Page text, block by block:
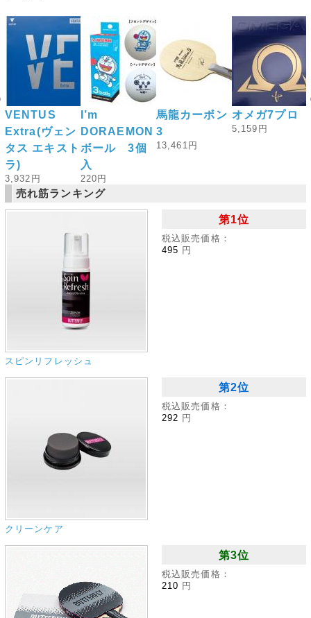
VENTUS
Extra(ヴェン
タス エキスト
ラ)
3,932円
I’m
DORAEMON
ボール 3個
入
220円
馬龍カーボン
3
13,461円
オメガ7プロ
5,159円
売れ筋ランキング
第1位
税込販売価格：
495 円
スピンリフレッシュ
第2位
税込販売価格：
292 円
クリーンケア
第3位
税込販売価格：
210 円